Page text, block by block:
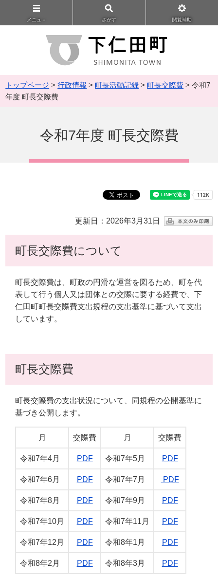
メニュ－ さがす 閲覧補助
トップページ >行政情報 >町長活動記録 >町長交際費 > 令和7
年度 町長交際費
令和7年度 町長交際費
更新日：2026年3月31日
町長交際費について
町長交際費は、町政の円滑な運営を図るため、町を代
表して行う個人又は団体との交際に要する経費で、下
仁田町町長交際費支出規程の支出基準に基づいて支出
しています。
町長交際費
町長交際費の支出状況について、同規程の公開基準に
基づき公開します。
月 交際費 月 交際費
令和7年4月 PDF 令和7年5月 PDF
令和7年6月 PDF 令和7年7月 PDF
令和7年8月 PDF 令和7年9月 PDF
令和7年10月 PDF 令和7年11月 PDF
令和7年12月 PDF 令和8年1月 PDF
令和8年2月 PDF 令和8年3月 PDF